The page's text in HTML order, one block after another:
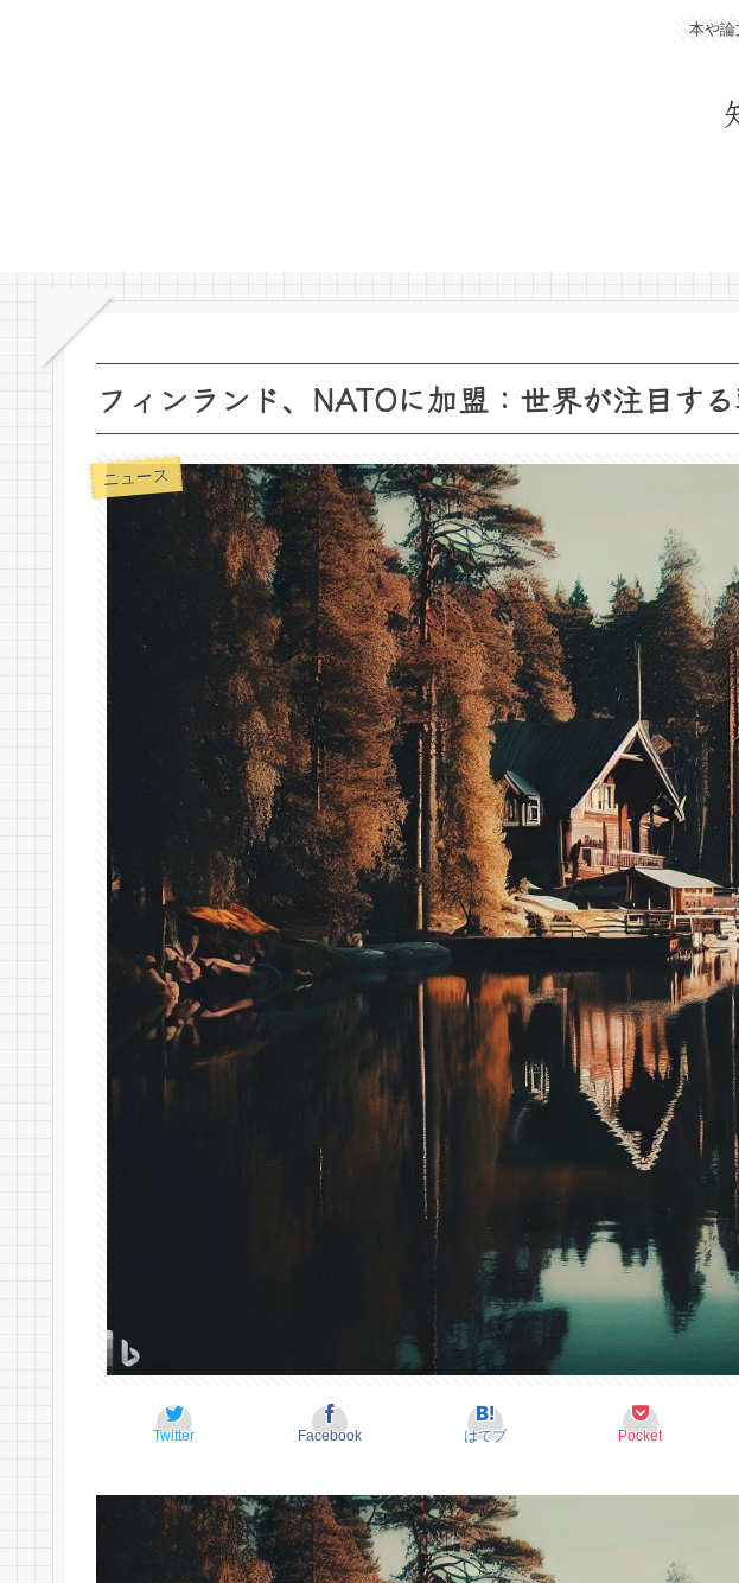
本や論
フィンランド、NATOに加盟：世界が注目す
ニュース
Twitter Facebook はてブ Pocket